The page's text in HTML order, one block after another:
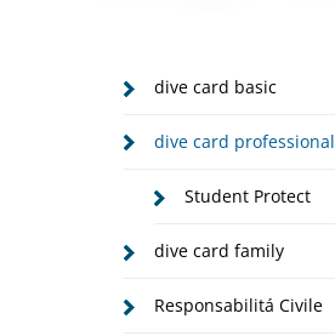
dive card basic
dive card professional
Student Protect
dive card family
Responsabilitá Civile